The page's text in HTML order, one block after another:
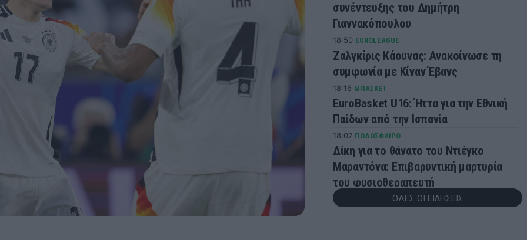
συνέντευξης του Δημήτρη
Γιαννακόπουλου
18:50 EUROLEAGUE
Ζαλγκίρις Κάουνας: Ανακοίνωσε τη
συμφωνία με Κίναν Έβανς
18:16 ΜΠΑΣΚΕΤ
EuroBasket U16: Ήττα για την Εθνική
Παίδων από την Ισπανία
18:07 ΠΟΔΟΣΦΑΙΡΟ
Δίκη για το θάνατο του Ντιέγκο
Μαραντόνα: Επιβαρυντική μαρτυρία
του φυσιοθεραπευτή
17:33 SUPER LEAGUEΟΛΕΣ ΟΙ ΕΙΔΗΣΕΙΣ